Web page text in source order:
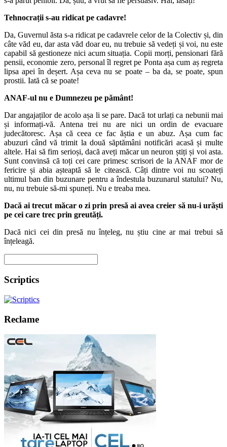
Tehnocrații s-au ridicat pe cadavre!
Da, Guvernul ăsta s-a ridicat pe cadavrele celor de la Colectiv și, din
câte văd eu, dar asta văd doar eu, nu trebuie să vedeți și voi, nu este
capabil să gestioneze nici acum situația. Copii morți, pensionari fără
pensii, economie zero, personal îl regret pe Ponta așa cum aș regreta
lipsa apei în deșert. Așa ceva nu se poate – ba da, se poate, spun
prostii. Iată că se poate!
ANAF-ul nu e Dumnezeu pe pământ!
Dar angajaților de acolo așa li se pare. Dacă tot urlați ca nebunii mai
și informați-vă. Antena trei nu are nici un ordin de evacuare
judecătoresc. Așa că ceea ce fac ăștia e un abuz. Așa cum fac
abuzuri când vă trimit la două săptămâni notificări acasă și multe
altele. Hai să fim serioși, dacă aveți măcar un neuron știți și voi asta.
Sunt convinsă că toți cei care primesc scrisori de la ANAF mor de
fericire și abia așteaptă să le citească. Câți dintre voi nu scoateți
ultimul ban din buzunare pentru a îndestula buzunarul statului? Nu,
nu, nu trebuie să-mi spuneți. Nu e treaba mea.
Dacă ai trecut măcar o zi prin presă ai avea creier să nu-i urăști
pe cei care trec prin greutăți.
Dacă nici cei din presă nu înțeleg, nu știu cine ar mai trebui să
înțeleagă.
Scriptics
Reclame